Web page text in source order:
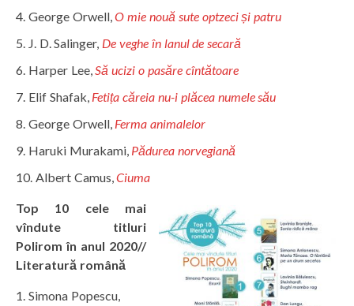
George Orwell,O mie nouă sute optzeci și patru
J. D. Salinger, De veghe în lanul de secară
Harper Lee,Să ucizi o pasăre cîntătoare
Elif Shafak, Fetița căreia nu-i plăcea numele său
George Orwell, Ferma animalelor
Haruki Murakami, Pădurea norvegiană
Albert Camus,Ciuma
Top 10 cele mai
vîndute titluri
Polirom în anul 2020//
Literatură română
Simona Popescu,